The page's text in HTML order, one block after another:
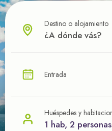
¿CUÁL VA A SER
Destino o alojamiento
Entrada
Huéspedes y
1 hab, 2 personas